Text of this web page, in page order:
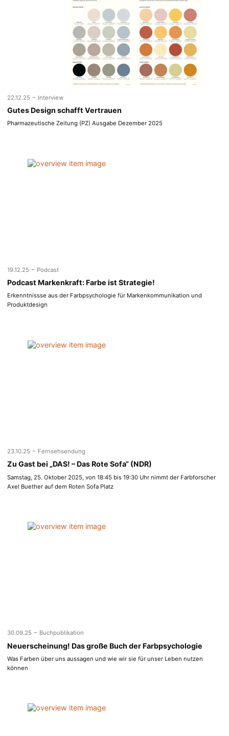
22.12.25 - Interview
Gutes Design schafft Vertrauen
Pharmazeutische Zeitung (PZ) Ausgabe Dezember 2025
19.12.25 - Podcast
Podcast Markenkraft: Farbe ist Strategie!
Erkenntnissse aus der Farbpsychologie für Markenkommunikation und
Produktdesign
23.10.25 - Fernsehsendung
Zu Gast bei „DAS! – Das Rote Sofa“ (NDR)
Samstag, 25. Oktober 2025, von 18:45 bis 19:30 Uhr nimmt der Farbforscher
Axel Buether auf dem Roten Sofa Platz
30.09.25 - Buchpublikation
Neuerscheinung! Das große Buch der Farbpsychologie
Was Farben über uns aussagen und wie wir sie für unser Leben nutzen
können